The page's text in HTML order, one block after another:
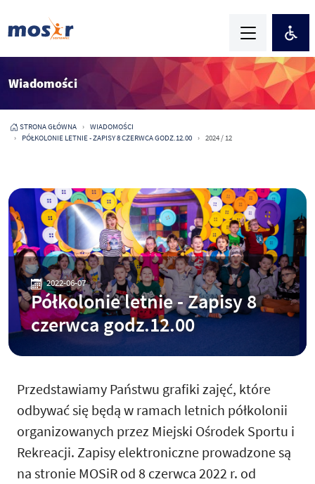
Wiadomości
STRONA GŁÓWNA
WIADOMOŚCI
PÓŁKOLONIE LETNIE - ZAPISY 8 CZERWCA GODZ.12.00
2024 / 12
2022-06-07
Półkolonie letnie - Zapisy 8
czerwca godz.12.00
Przedstawiamy Państwu grafiki zajęć, które
odbywać się będą w ramach letnich półkolonii
organizowanych przez Miejski Ośrodek Sportu i
Rekreacji. Zapisy elektroniczne prowadzone są
na stronie MOSiR od 8 czerwca 2022 r. od